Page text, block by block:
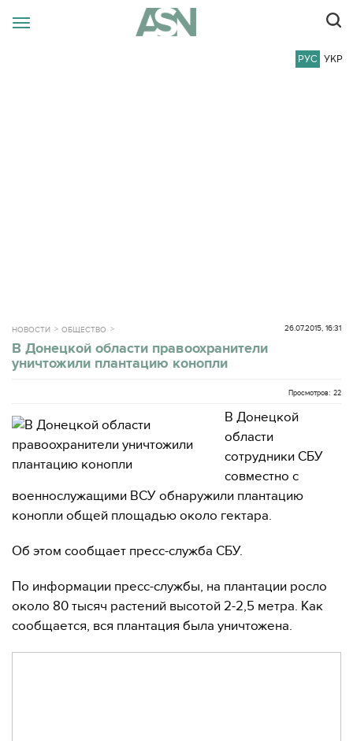
РУС УКР
НОВОСТИ ОБЩЕСТВО 26.07.2015, 16:31
В Донецкой области правоохранители
уничтожили плантацию конопли
Просмотров: 22
В Донецкой
области
сотрудники СБУ
совместно с
военнослужащими ВСУ обнаружили плантацию
конопли общей площадью около гектара.
Об этом сообщает пресс-служба СБУ.
По информации пресс-службы, на плантации росло
около 80 тысяч растений высотой 2-2,5 метра. Как
сообщается, вся плантация была уничтожена.